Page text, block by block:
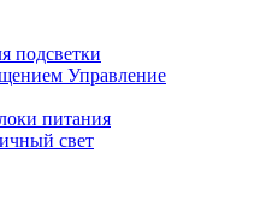
подсветки
Управление
питания
свет